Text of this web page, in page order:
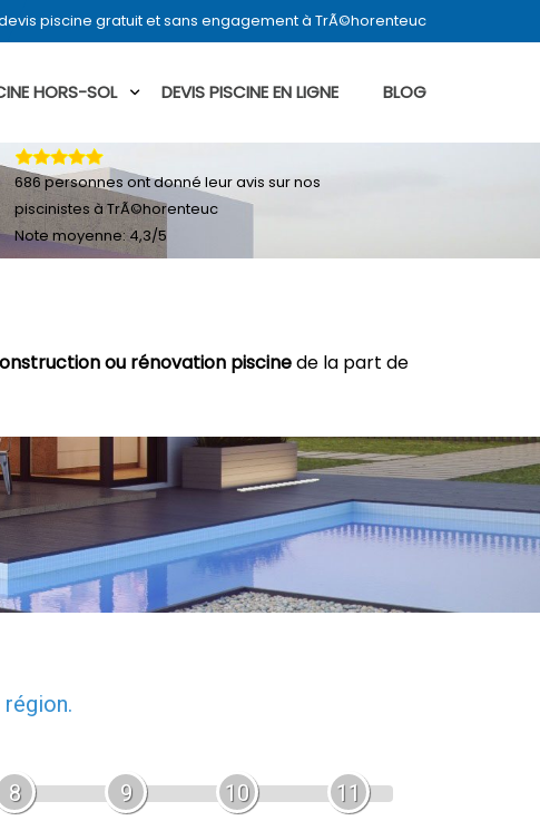
piscine gratuit et sans engagement à TrÃ©horenteuc
HORS-SOL DEVIS PISCINE EN LIGNE BLOG
ou rénovation piscinede la part de
686personnes ont donné leuravis sur nos
piscinistes à TrÃ©horenteuc
Note moyenne:4,3/5
8 9 10 11